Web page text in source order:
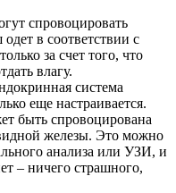
спровоцировать
в соответствии с
за счет того, что
влагу.
система
еще настраивается.
быть спровоцирована
железы. Это можно
анализа или УЗИ, и
– ничего страшного,